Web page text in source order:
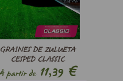
GRAINES DE ZULUETA
CESPED CLASSIC
partir de11,39 €